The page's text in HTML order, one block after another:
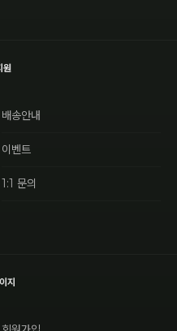
원
배송안내
이벤트
1:1 문의
지